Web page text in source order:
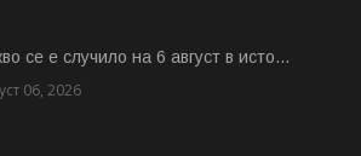
се е случило на 6 август в исто...
06, 2026